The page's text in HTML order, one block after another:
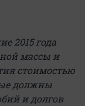
2015 года
массы и
стоимостью
должны
и долгов